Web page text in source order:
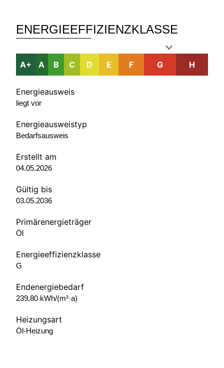
ENERGIEEFFIZIENZKLASSE
A+ A B C D E F G H
Energieausweis
liegt vor
Energie­ausweistyp
Bedarfsausweis
Erstellt am
04.05.2026
Gültig bis
03.05.2036
Primärenergieträger
Öl
Energieeffizienzklasse
G
Endenergiebedarf
239,80 kWh/(m²·a)
Heizungsart
Öl-Heizung